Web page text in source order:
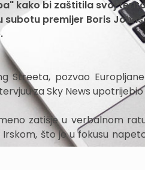
kako bi zaštitila svoj
subotu premijer Boris
Streeta, pozvao
za Sky News
zatišje u verbalnom
što je u fokusu